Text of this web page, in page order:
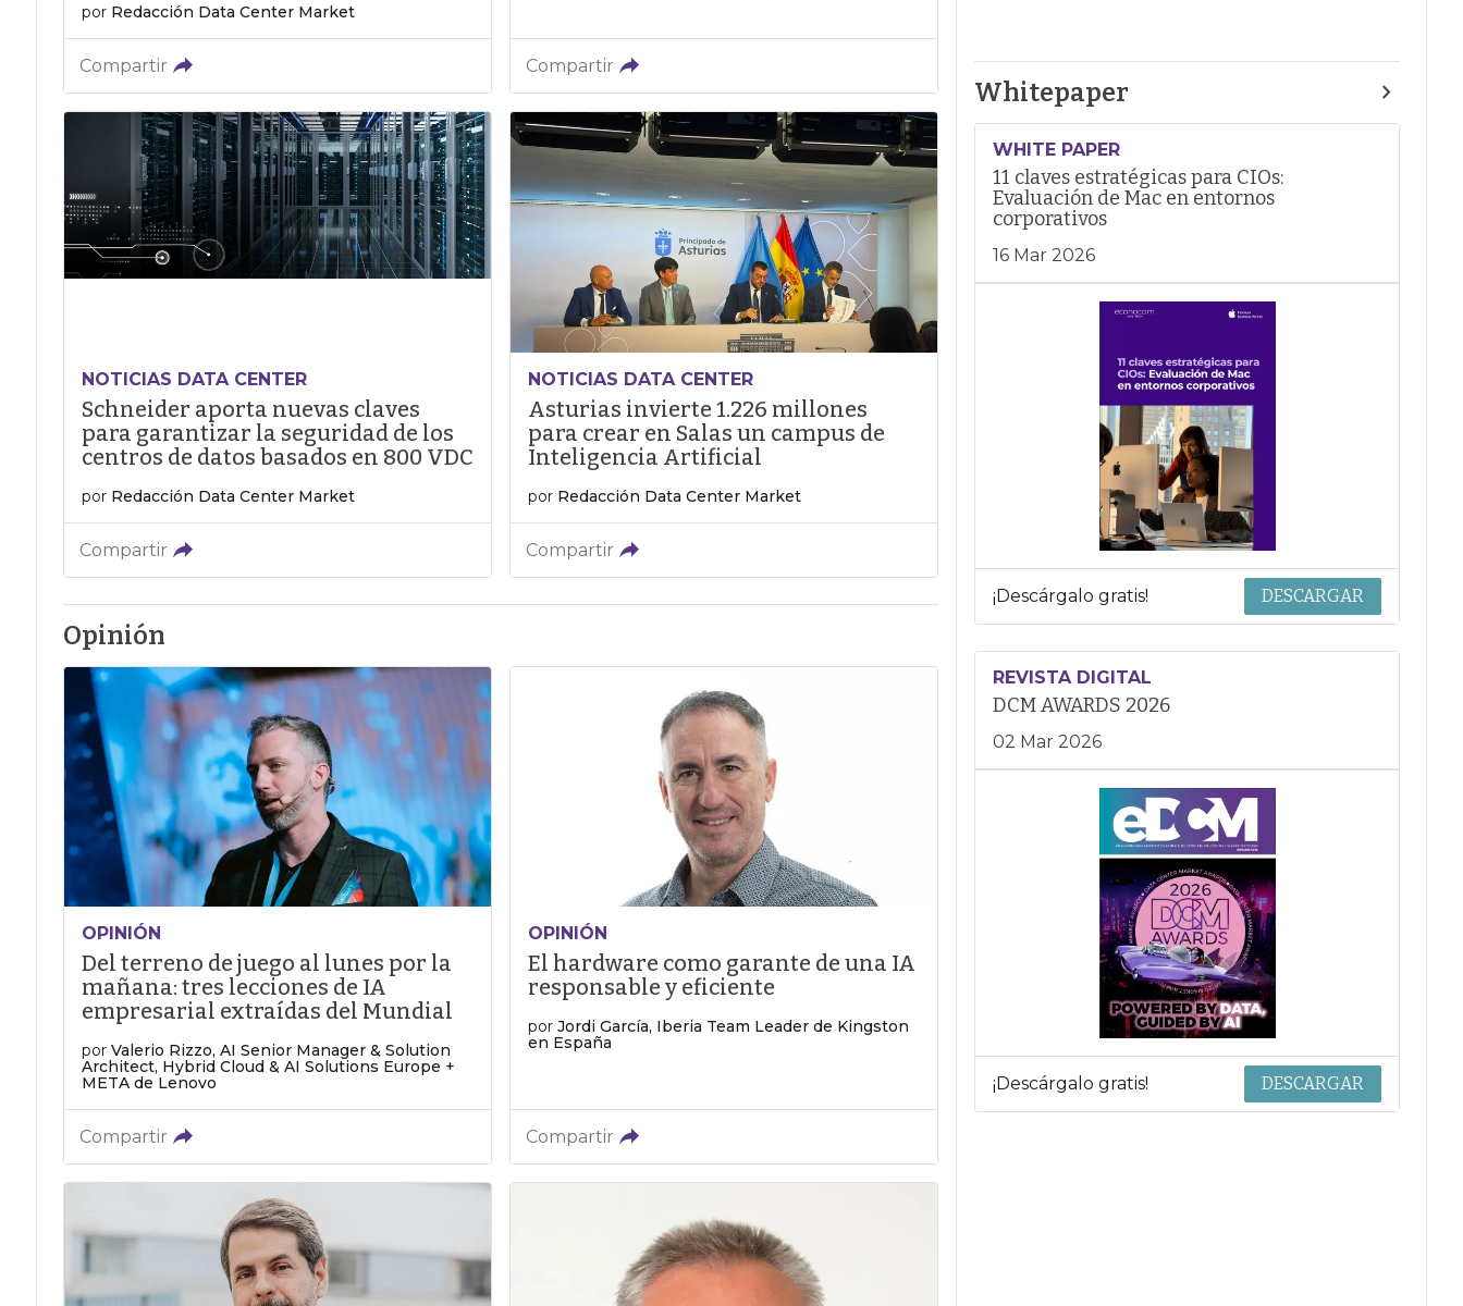
por Redacción Data Center Market
Compartir Compartir
NOTICIAS DATA CENTER
Schneider aporta nuevas claves
para garantizar la seguridad de los
centros de datos basados en 800 VDC
por Redacción Data Center Market
Compartir
NOTICIAS DATA CENTER
Asturias invierte 1.226 millones
para crear en Salas un campus de
Inteligencia Artificial
por Redacción Data Center Market
Compartir
Opinión
OPINIÓN
Del terreno de juego al lunes por la
mañana: tres lecciones de IA
empresarial extraídas del Mundial
por Valerio Rizzo, AI Senior Manager & Solution
Architect, Hybrid Cloud & AI Solutions Europe +
META de Lenovo
Compartir
OPINIÓN
El hardware como garante de una IA
responsable y eficiente
por Jordi García, Iberia Team Leader de Kingston
en España
Compartir
Whitepaper
WHITE PAPER
11 claves estratégicas para CIOs:
Evaluación de Mac en entornos
corporativos
16 Mar 2026
¡Descárgalo gratis! DESCARGAR
REVISTA DIGITAL
DCM AWARDS 2026
02 Mar 2026
¡Descárgalo gratis! DESCARGAR